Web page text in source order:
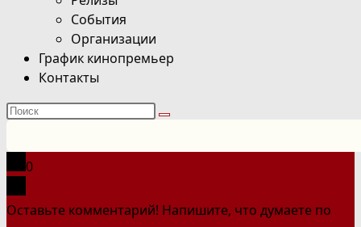
События
Организации
График кинопремьер
Контакты
Поиск
сайте
0
Оставьте комментарий! Напишите, что думаете по